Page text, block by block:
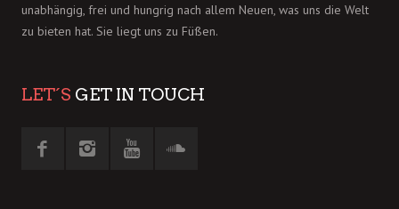
unabhängig, frei und hungrig nach allem Neuen, was uns die Welt
zu bieten hat. Sie liegt uns zu Füßen.
LET´S GET IN TOUCH